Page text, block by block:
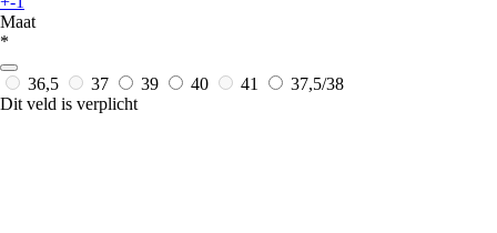
Maat
*
36,5 37 39 40 41
37,5/38
Dit veld is verplicht